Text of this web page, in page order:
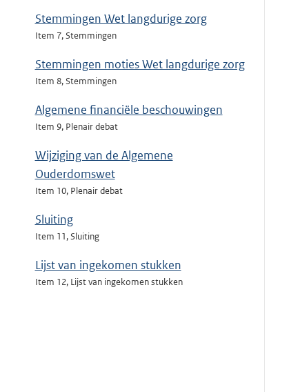
Stemmingen Wet langdurige zorg
Item 7, Stemmingen
Stemmingen moties Wet langdurige zorg
Item 8, Stemmingen
Algemene financiële beschouwingen
Item 9, Plenair debat
Wijziging van de Algemene
Ouderdomswet
Item 10, Plenair debat
Sluiting
Item 11, Sluiting
Lijst van ingekomen stukken
Item 12, Lijst van ingekomen stukken